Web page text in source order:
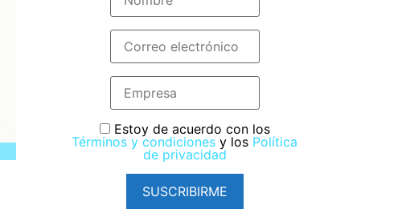
Estoy de acuerdo con los
Términos y condiciones y los Política
de privacidad
SUSCRIBIRME